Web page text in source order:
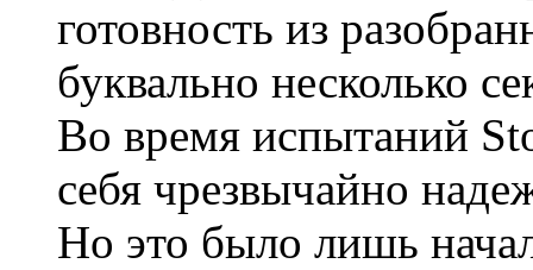
готовность из
буквально несколько
Во время испытаний
себя чрезвычайно
Но это было лишь